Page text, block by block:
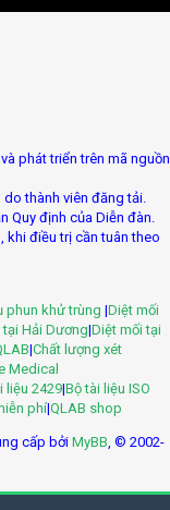
phát triển trên mã nguồn
thành viên đăng tải.
Quy định của Diễn đàn.
khi điều trị cần tuân theo
phun khử trùng |Diệt mối
Hải Dương|Diệt mối tại
|Chất lượng xét
Medical
liệu 2429|Bộ tài liệu ISO
phí|QLAB shop
cấp bởi MyBB, © 2002-